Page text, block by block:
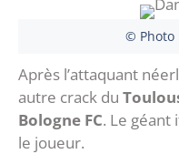
© Photo
Après l’attaquant
autre crack du
Bologne FC. Le géant
le joueur.